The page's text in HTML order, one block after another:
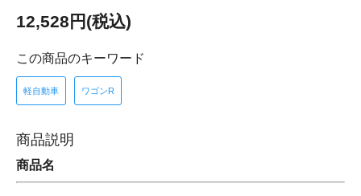
12,528円(税込)
この商品のキーワード
軽自動車 ワゴンR
商品説明
商品名